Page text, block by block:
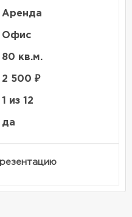
Аренда
Офис
80 кв.м.
2 500 ₽
1 из 12
да